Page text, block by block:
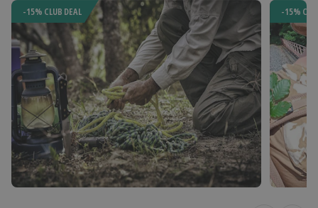
-15% CLUB DEAL -15%